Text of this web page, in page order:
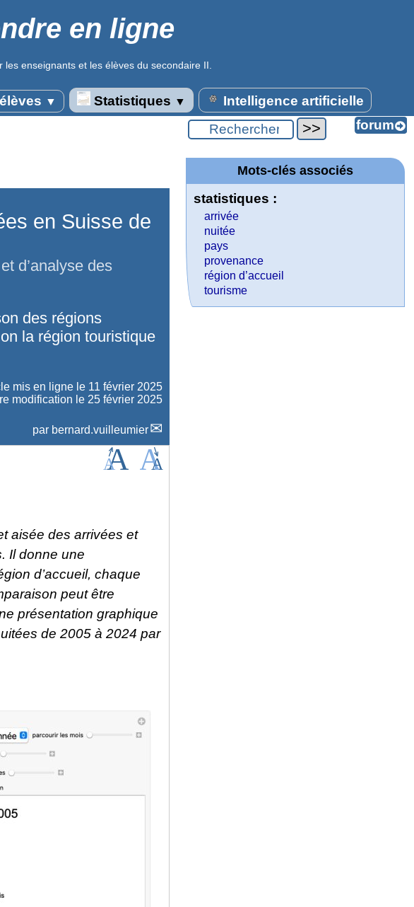
en ligne
les enseignants et les élèves du secondaire II.
▼ Statistiques ▼ Intelligence artificielle
en Suisse de
d’analyse des
des régions
la région touristique
mis en ligne le 11 février 2025
modification le 25 février 2025
par bernard.vuilleumier
aisée des arrivées et
Il donne une
d’accueil, chaque
peut être
présentation graphique
de 2005 à 2024 par
Mots-clés associés
statistiques :
arrivée
nuitée
pays
provenance
région d’accueil
tourisme